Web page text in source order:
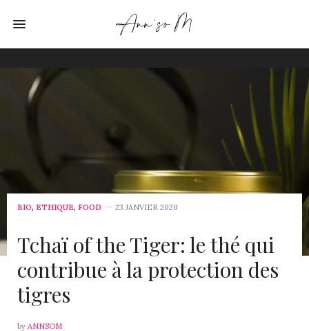
BIO, ETHIQUE, FOOD 23 JANVIER 2020
Tchaï of the Tiger: le thé qui
contribue à la protection des
tigres
by ANNSOM